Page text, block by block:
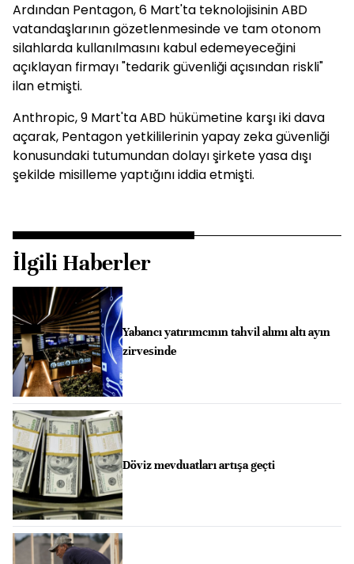
Ardından Pentagon, 6 Mart'ta teknolojisinin ABD
vatandaşlarının gözetlenmesinde ve tam otonom
silahlarda kullanılmasını kabul edemeyeceğini
açıklayan firmayı "tedarik güvenliği açısından riskli"
ilan etmişti.
Anthropic, 9 Mart'ta ABD hükümetine karşı iki dava
açarak, Pentagon yetkililerinin yapay zeka güvenliği
konusundaki tutumundan dolayı şirkete yasa dışı
şekilde misilleme yaptığını iddia etmişti.
İlgili Haberler
Yabancı yatırımcının tahvil alımı altı ayın
zirvesinde
Döviz mevduatları artışa geçti